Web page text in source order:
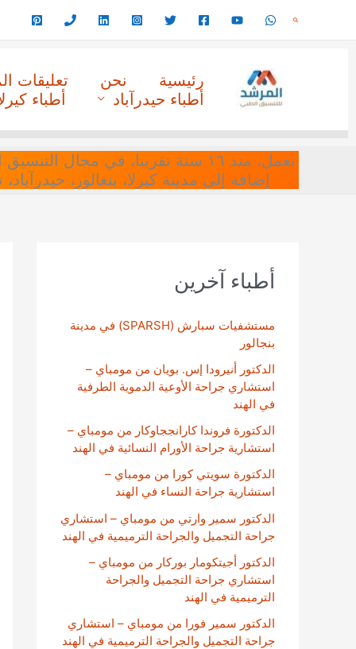
البحث
رئيسية نحن
تعليقات
أطباء حيدرآباد
أطباء
نعمل، منذ ١٦ سنة تقريبا، في
إضافة إلى مدينة كيرلا، بنغالور،
أطباء آخرين
مستشفيات سبارش (SPARSH) في مدينة
بنجالور
الدكتور أنيرودا إس. بويان من مومباي –
استشاري جراحة الأوعية الدموية الطرفية
في الهند
الدكتورة فروندا كارانججاوكار من مومباي –
استشارية جراحة الأورام النسائية في الهند
الدكتورة سويتي كورا من مومباي –
استشارية جراحة النساء في الهند
الدكتور سمير وارتي من مومباي – استشاري
جراحة التجميل والجراحة الترميمية في الهند
الدكتور أجيتكومار بوركار من مومباي –
استشاري جراحة التجميل والجراحة
الترميمية في الهند
الدكتور سمير فورا من مومباي – استشاري
جراحة التجميل والجراحة الترميمية في الهند